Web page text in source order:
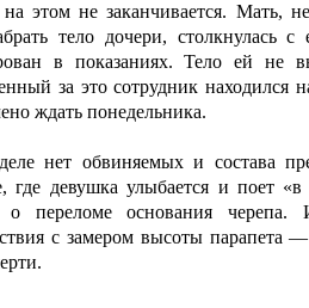
этом не заканчивается. Мать,
тело дочери,
в показаниях. Тело ей не
за это сотрудник
ждать понедельника.
нет обвиняемых и состава
где девушка улыбается и поет
о переломе основания черепа.
с замером высоты парапета